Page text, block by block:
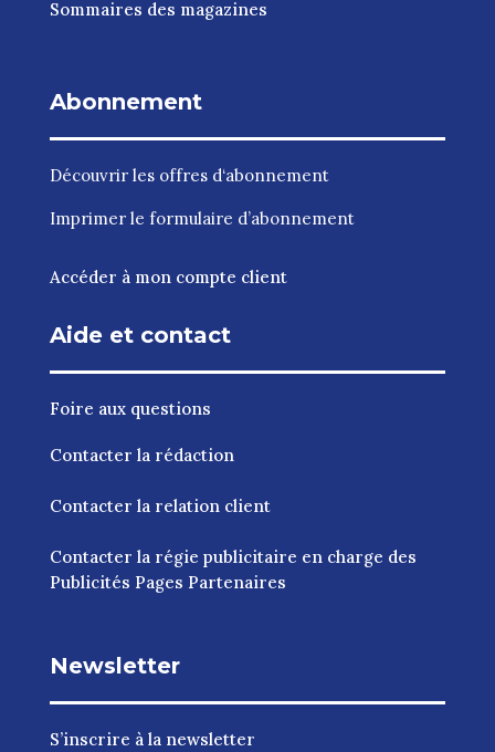
Sommaires des magazines
Abonnement
Découvrir les offres d‘abonnement
Imprimer le formulaire d’abonnement
Accéder à mon compte client
Aide et contact
Foire aux questions
Contacter la rédaction
Contacter la relation client
Contacter la régie publicitaire en charge des
Publicités Pages Partenaires
Newsletter
S’inscrire à la newsletter